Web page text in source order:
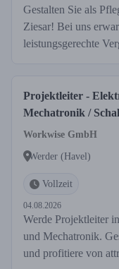
Gestalten Sie als
Ziesar! Bei uns
leistungsgerechte
Projektleiter -
Mechatronik /
Workwise GmbH
Werder (Havel)
Vollzeit
04.08.2026
Werde Projektleiter
und Mechatronik.
und profitiere von